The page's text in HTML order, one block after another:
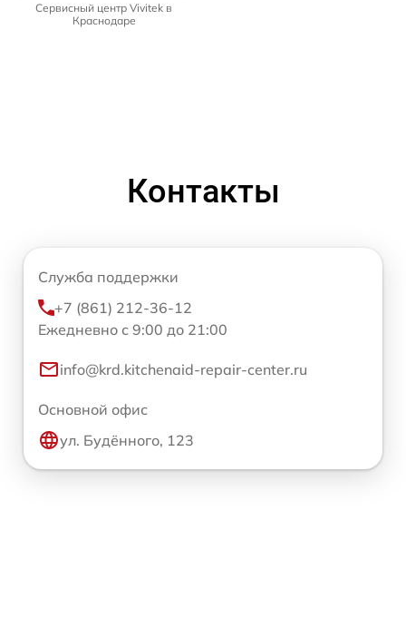
Сервисный центр Vivitek в
Краснодаре
Контакты
Служба поддержки
+7 (861) 212-36-12
Ежедневно с 9:00 до 21:00
info@krd.kitchenaid-repair-center.ru
Основной офис
ул. Будённого, 123